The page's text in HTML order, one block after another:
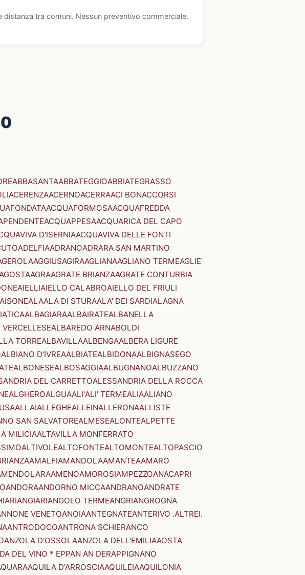
tra comuni. Nessun preventivo commerciale.
ABBASANTAABBATEGGIOABBIATEGRASSO
ACERENZAACERNOACERRAACI BONACCORSI
ACQUAFORMOSAACQUAFREDDA
ACQUAPPESAACQUARICA DEL CAPO
D'ISERNIAACQUAVIVA DELLE FONTI
ADELFIAADRANOADRARA SAN MARTINO
AGGIUSAGIRAAGLIANAAGLIANO TERMEAGLIE'
AGRAAGRATE BRIANZAAGRATE CONTURBIA
AIELLIAIELLO CALABROAIELLO DEL FRIULI
AISONEALAALA DI STURAALA' DEI SARDIALAGNA
ALBAGIARAALBAIRATEALBANELLA
ALBAREDO ARNABOLDI
TORREALBAVILLAALBENGAALBERA LIGURE
ALBIANO D'IVREAALBIATEALBIDONAALBIGNASEGO
ALBONESEALBOSAGGIAALBUGNANOALBUZZANO
DEL CARRETTOALESSANDRIA DELLA ROCCA
ALGHEROALGUAALI'ALI' TERMEALIAALIANO
ALLAIALLEGHEALLEINALLERONAALLISTE
SAN SALVATOREALMESEALONTEALPETTE
MILICIAALTAVILLA MONFERRATO
ALTIVOLEALTOFONTEALTOMONTEALTOPASCIO
AMALFIAMANDOLAAMANTEAAMARO
AMENOAMOROSIAMPEZZOANACAPRI
ANDORAANDORNO MICCAANDRANOANDRATE
ANGIARIANGOLO TERMEANGRIANGROGNA
VENETOANOIAANTEGNATEANTERIVO .ALTREI.
ANTRODOCOANTRONA SCHIERANCO
ANZOLA D'OSSOLAANZOLA DELL'EMILIAAOSTA
DEL VINO * EPPAN AN DERAPPIGNANO
AQUILA D'ARROSCIAAQUILEIAAQUILONIA